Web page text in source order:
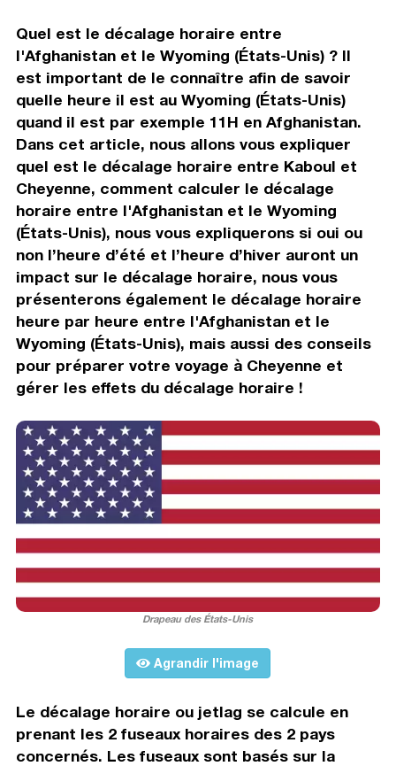
Quel est le décalage horaire entre
l'Afghanistan et le Wyoming (États-Unis) ? Il
est important de le connaître afin de savoir
quelle heure il est au Wyoming (États-Unis)
quand il est par exemple 11H en Afghanistan.
Dans cet article, nous allons vous expliquer
quel est le décalage horaire entre Kaboul et
Cheyenne, comment calculer le décalage
horaire entre l'Afghanistan et le Wyoming
(États-Unis), nous vous expliquerons si oui ou
non l’heure d’été et l’heure d’hiver auront un
impact sur le décalage horaire, nous vous
présenterons également le décalage horaire
heure par heure entre l'Afghanistan et le
Wyoming (États-Unis), mais aussi des conseils
pour préparer votre voyage à Cheyenne et
gérer les effets du décalage horaire !
Drapeau des États-Unis
Agrandir l'image
Le décalage horaire ou jetlag se calcule en
prenant les 2 fuseaux horaires des 2 pays
concernés. Les fuseaux sont basés sur la